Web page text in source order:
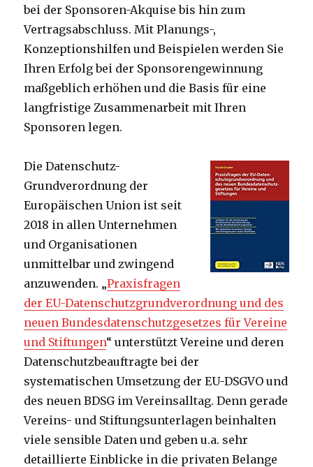
bei der Sponsoren-Akquise bis hin zum
Vertragsabschluss. Mit Planungs-,
Konzeptionshilfen und Beispielen werden Sie
Ihren Erfolg bei der Sponsorengewinnung
maßgeblich erhöhen und die Basis für eine
langfristige Zusammenarbeit mit Ihren
Sponsoren legen.
Die Datenschutz-
Grundverordnung der
Europäischen Union ist seit
2018 in allen Unternehmen
und Organisationen
unmittelbar und zwingend
anzuwenden. „Praxisfragen
der EU-Datenschutzgrundverordnung und des
neuen Bundesdatenschutzgesetzes für Vereine
und Stiftungen“ unterstützt Vereine und deren
Datenschutzbeauftragte bei der
systematischen Umsetzung der EU-DSGVO und
des neuen BDSG im Vereinsalltag. Denn gerade
Vereins- und Stiftungsunterlagen beinhalten
viele sensible Daten und geben u.a. sehr
detaillierte Einblicke in die privaten Belange